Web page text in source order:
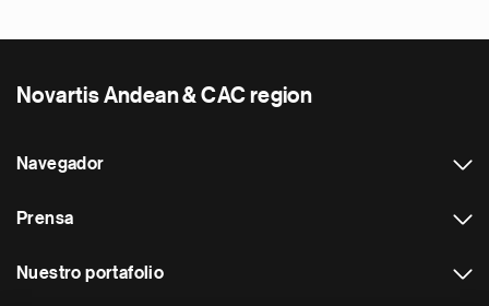
Novartis Andean & CAC region
Navegador
Prensa
Nuestro portafolio